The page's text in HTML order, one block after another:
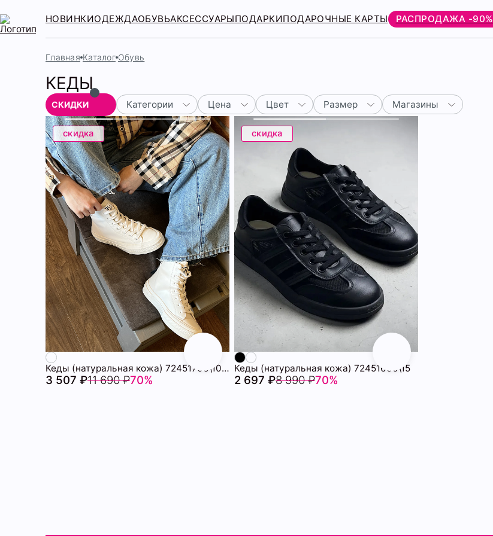
НОВИНКИОДЕЖДАОБУВЬАКСЕССУАРЫПОДАРКИПОДАРОЧНЫЕ КАРТЫ РАСПРОДАЖА -90%
Главная Каталог Обувь
КЕДЫ
СКИДКИ Категории Цена Цвет Размер Магазины
скидка
Кеды (натуральная кожа) 72451706\1015
3 507 ₽11 690 ₽70%
скидка
Кеды (натуральная кожа) 72451600\15
2 697 ₽8 990 ₽70%